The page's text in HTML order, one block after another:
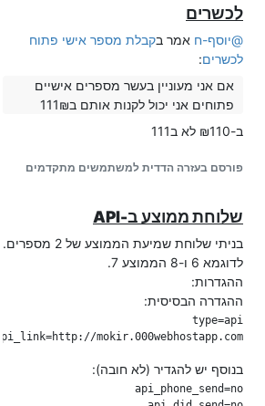
api_002=c,no,,1,10,No,yes
בכל השלוחות בנוסף יש להגדיר (לא חובה):
api_hangup_send=no
000אנא הקש את הערך הראשון ובסיום הקש
סולמית
001אנא הקש את הערך השני ובסיום הקש
סולמית
002אנא הקש את הערך השלישי ובסיום הקש
סולמית
(דוגמא לקבצים).
לכשרים
@יוסף-ח אמר בקבלת מספר אישי פתוח
לכשרים:
אם אני מעוניין בעשר מספרים אישיים
פתוחים אני יכול לקנות אותם ב111₪
ב-₪110 לא ב111
פורסם בעזרה הדדית למשתמשים מתקדמים
שלוחת ממוצע ב-API
בניתי שלוחת שמיעת הממוצע של 2 מספרים.
לדוגמא 6 ו-8 הממוצע 7.
ההגדרות:
ההגדרה הבסיסית:
api_link=http://mokir.000webhostapp.com/ממוצע.php
בנוסף יש להגדיר (לא חובה):